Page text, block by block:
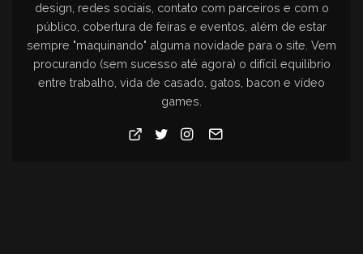
design, redes sociais, contato com parceiros e com o
público, cobertura de feiras e eventos, além de estar
sempre "maquinando" alguma novidade para o site. Vem
procurando (sem sucesso até agora) o difícil equilíbrio
entre trabalho, vida de casado, gatos, bacon e vídeo
games.